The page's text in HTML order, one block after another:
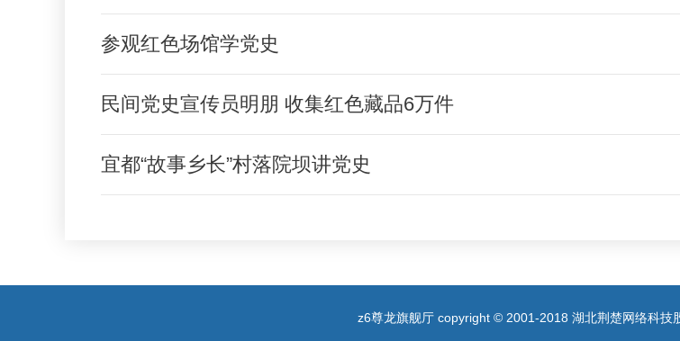
参观红色场馆学党史
民间党史宣传员明朋 收集红色藏品6万件
宜都“故事乡长”村落院坝讲党史
z6尊龙旗舰厅 copyright © 2001-2018 湖北荆楚网络科技